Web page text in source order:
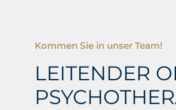
Kommen Sie in unser Team!
LEITENDER